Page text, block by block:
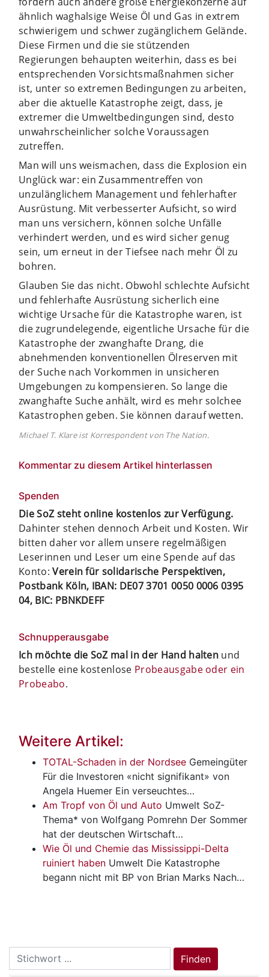
ähnlich waghalsige Weise Öl und Gas in extrem
schwierigem und schwer zugänglichem Gelände.
Diese Firmen und die sie stützenden
Regierungen behaupten weiterhin, dass es bei
entsprechenden Vorsichtsmaßnahmen sicher
ist, unter so extremen Bedingungen zu arbeiten,
aber die aktuelle Katastrophe zeigt, dass, je
extremer die Umweltbedingungen sind, desto
unwahrscheinlicher solche Voraussagen
zutreffen.
Man will uns weismachen, dass die Explosion ein
Unglück war: ein Zusammentreffen von
unzulänglichem Management und fehlerhafter
Ausrüstung. Mit verbesserter Aufsicht, so wird
man uns versichern, können solche Unfälle
verhindert werden, und es wird sicher genug
sein, um erneut in der Tiefsee nach mehr Öl zu
bohren.
Glauben Sie das nicht. Obwohl schlechte Aufsicht
und fehlerhafte Ausrüstung sicherlich eine
wichtige Ursache für die Katastrophe waren, ist
die zugrundelegende, eigentliche Ursache für die
Katastrophe der zwanghafte Drang, die
abnehmenden konventionellen Ölreserven mit
der Suche nach Vorkommen in unsicheren
Umgebungen zu kompensieren. So lange die
zwanghafte Suche anhält, wird es mehr solchee
Katastrophen geben. Sie können darauf wetten.
Michael T. Klare ist Korrespondent von The Nation.
Kommentar zu diesem Artikel hinterlassen
Spenden
Die SoZ steht online kostenlos zur Verfügung.
Dahinter stehen dennoch Arbeit und Kosten. Wir
bitten daher vor allem unsere regelmäßigen
Leserinnen und Leser um eine Spende auf das
Konto:Verein für solidarische Perspektiven,
Postbank Köln, IBAN: DE07 3701 0050 0006 0395
04, BIC: PBNKDEFF
Schnupperausgabe
Ich möchte die SoZ mal in der Hand halten und
bestelle eine kostenlose Probeausgabe oder ein
Probeabo.
Weitere Artikel:
TOTAL-Schaden in der Nordsee Gemeingüter
Für die Investoren «nicht signifikant» von
Angela Huemer Ein verseuchtes…
Am Tropf von Öl und Auto Umwelt SoZ-
Thema* von Wolfgang Pomrehn Der Sommer
hat der deutschen Wirtschaft…
Wie Öl und Chemie das Mississippi-Delta
ruiniert haben Umwelt Die Katastrophe
begann nicht mit BP von Brian Marks Nach…
Search
for:
Finden